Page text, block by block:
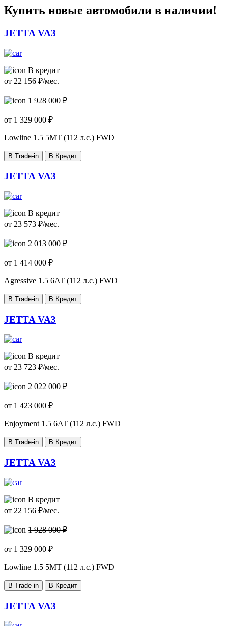
Купить новые автомобили в наличии!
JETTA VA3
В кредит
от 22 156 ₽/мес.
1 928 000 ₽
от 1 329 000 ₽
Lowline 1.5 5MT (112 л.с.) FWD
В Trade-in В Кредит
JETTA VA3
В кредит
от 23 573 ₽/мес.
2 013 000 ₽
от 1 414 000 ₽
Agressive 1.5 6AT (112 л.с.) FWD
В Trade-in В Кредит
JETTA VA3
В кредит
от 23 723 ₽/мес.
2 022 000 ₽
от 1 423 000 ₽
Enjoyment 1.5 6AT (112 л.с.) FWD
В Trade-in В Кредит
JETTA VA3
В кредит
от 22 156 ₽/мес.
1 928 000 ₽
от 1 329 000 ₽
Lowline 1.5 5MT (112 л.с.) FWD
В Trade-in В Кредит
JETTA VA3